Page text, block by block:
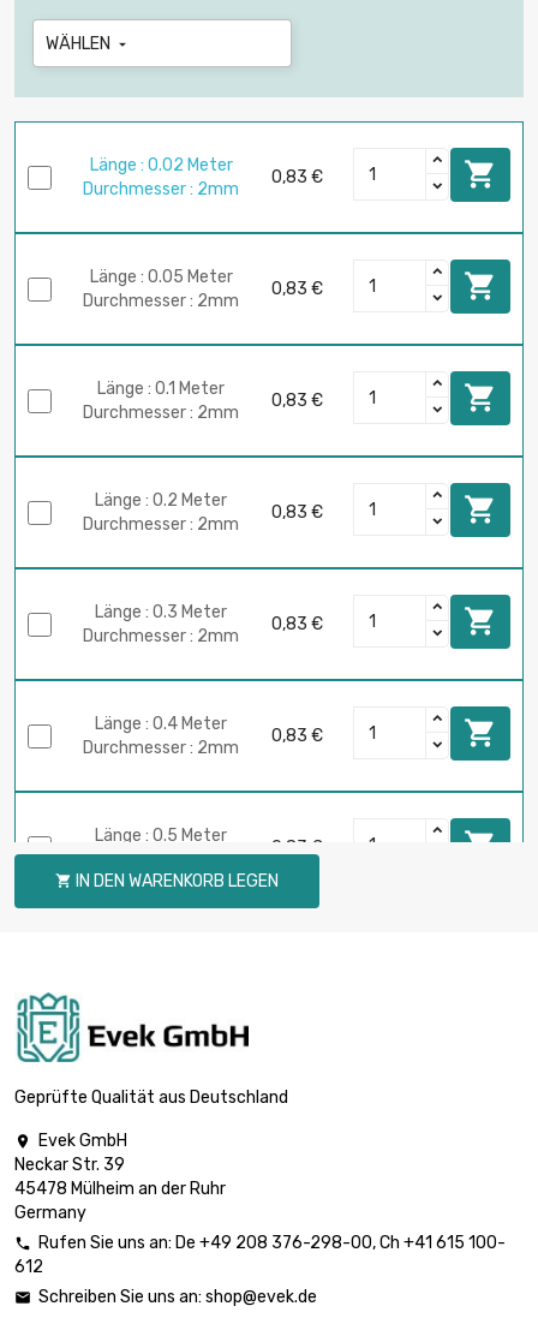
WÄHLEN 
Länge : 0.02 Meter
Durchmesser : 2mm
0,83 € 
Länge : 0.05 Meter
Durchmesser : 2mm
0,83 € 
Länge : 0.1 Meter
Durchmesser : 2mm
0,83 € 
Länge : 0.2 Meter
Durchmesser : 2mm
0,83 € 
Länge : 0.3 Meter
Durchmesser : 2mm
0,83 € 
Länge : 0.4 Meter
Durchmesser : 2mm
0,83 € 
Länge : 0.5 Meter
Durchmesser : 2mm
0,83 € 
Länge : 0.02 Meter
Durchmesser : 3mm
Durchmesser : 3mm
0,83 €
 IN DEN WARENKORB LEGEN
Geprüfte Qualität aus Deutschland

Evek GmbH
Neckar Str. 39
45478 Mülheim an der Ruhr
Germany
 Rufen Sie uns an: De +49 208 376-298-00, Ch +41 615 100-
612
 Schreiben Sie uns an: shop@evek.de